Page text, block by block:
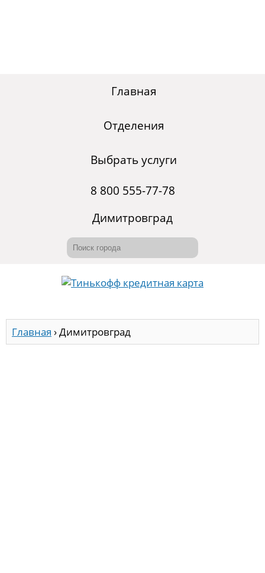
Главная
Отделения
Выбрать услуги
8 800 555-77-78
Димитровград
Главная ›Димитровград